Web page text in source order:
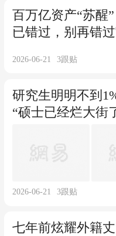
百万亿资产“苏醒
已错过，别再错
2026-06-21 3跟贴
研究生明明不到
“硕士已经烂大街
2026-06-21 3跟贴
七年前炫耀外籍